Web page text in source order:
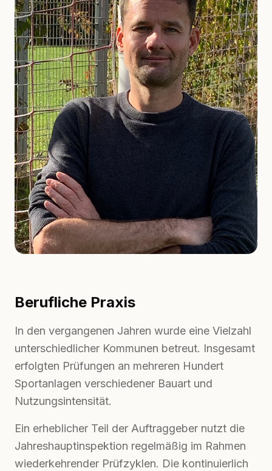
Berufliche Praxis
In den vergangenen Jahren wurde eine Vielzahl
unterschiedlicher Kommunen betreut. Insgesamt
erfolgten Prüfungen an mehreren Hundert
Sportanlagen verschiedener Bauart und
Nutzungsintensität.
Ein erheblicher Teil der Auftraggeber nutzt die
Jahreshauptinspektion regelmäßig im Rahmen
wiederkehrender Prüfzyklen. Die kontinuierlich